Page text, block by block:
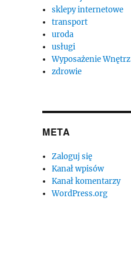
sklepy internetowe
transport
uroda
usługi
Wyposażenie Wnętrz
zdrowie
META
Zaloguj się
Kanał wpisów
Kanał komentarzy
WordPress.org